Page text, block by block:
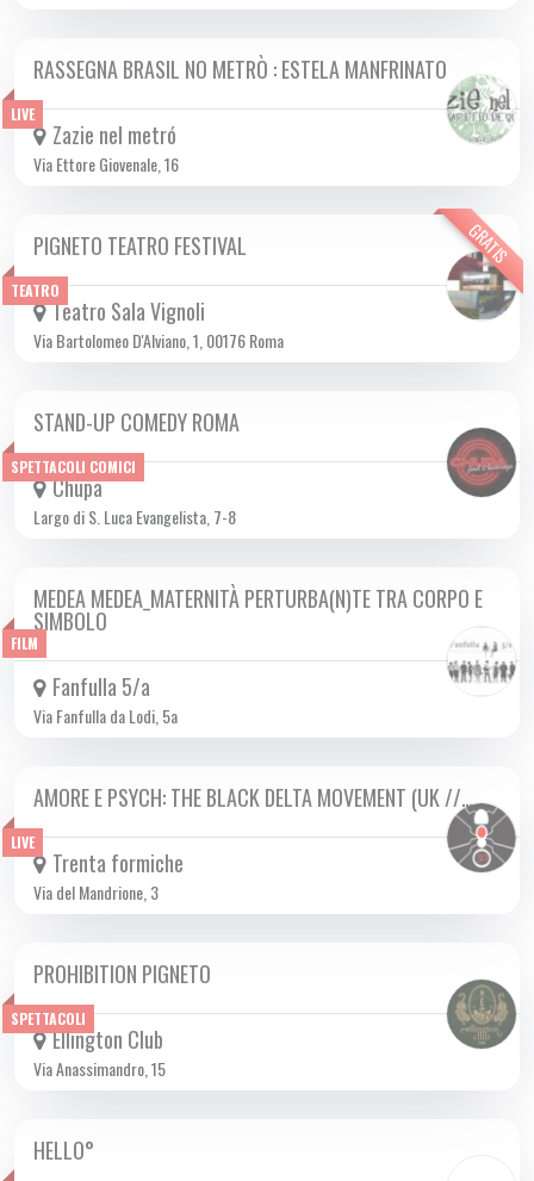
LIVE
MAR 21/11 2023
RASSEGNA BRASIL NO METRÒ : ESTELA MANFRINATO
Zazie nel metró
Via Ettore Giovenale, 16
TEATRO
GRATIS
DA MER 01/11 A MER 29/11 2023
PIGNETO TEATRO FESTIVAL
Teatro Sala Vignoli
Via Bartolomeo D'Alviano, 1, 00176 Roma
SPETTACOLI COMICI
DA MAR 14/11 A MAR 28/11 2023
STAND-UP COMEDY ROMA
Chupa
Largo di S. Luca Evangelista, 7-8
FILM
DA MAR 07/11 A MAR 28/11 2023
MEDEA MEDEA_MATERNITÀ PERTURBA(N)TE TRA CORPO E
SIMBOLO
Fanfulla 5/a
Via Fanfulla da Lodi, 5a
LIVE
MAR 21/11 2023
AMORE E PSYCH: THE BLACK DELTA MOVEMENT (UK //…
Trenta formiche
Via del Mandrione, 3
SPETTACOLI
DA GIO 28/09 A MAR 02/04 2024
PROHIBITION PIGNETO
Ellington Club
Via Anassimandro, 15
MAR 21/11 2023
HELLO°